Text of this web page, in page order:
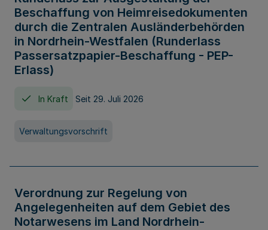
Beschaffung von Heimreisedokumenten
durch die Zentralen Ausländerbehörden
in Nordrhein-Westfalen (Runderlass
Passersatzpapier-Beschaffung - PEP-
Erlass)
In Kraft Seit 29. Juli 2026
Verwaltungsvorschrift
Verordnung zur Regelung von
Angelegenheiten auf dem Gebiet des
Notarwesens im Land Nordrhein-